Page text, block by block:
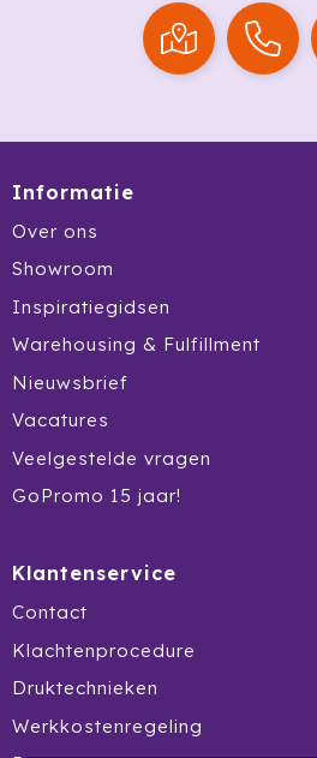
Take A Plaid / Take A Towel
Thule
Tony Perotti
Tony's Chocolonely
Tucano
Valenta
Vasad
Victorinox
Vondelkoeken
Informatie
Over ons
Showroom
Inspiratiegidsen
Warehousing & Fulfillment
Nieuwsbrief
Vacatures
Veelgestelde vragen
GoPromo 15 jaar!
Klantenservice
Contact
Klachtenprocedure
Druktechnieken
Werkkostenregeling